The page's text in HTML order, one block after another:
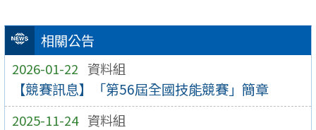
相關公告
2026-01-22 資料組
【競賽訊息】「第56屆全國技能競賽」簡章
2025-11-24 資料組